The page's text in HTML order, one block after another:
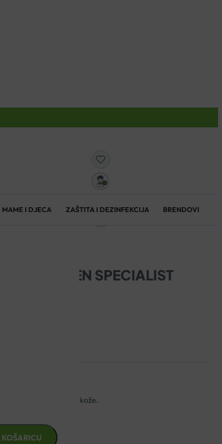
MAME I DJECA ZAŠTITA I DEZINFEKCIJA BRENDOVI
COLLAGEN SPECIALIST
čvrstoće, i blistavosti kože.